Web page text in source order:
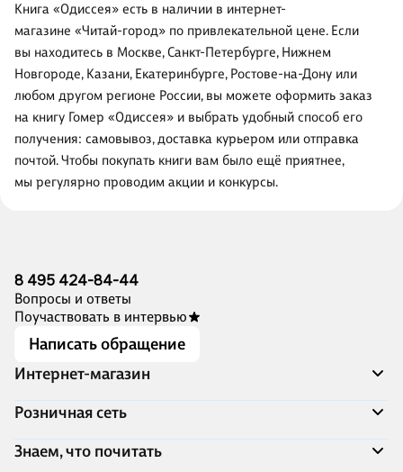
Книга «Одиссея» есть в наличии в интернет-
магазине «Читай-город» по привлекательной цене. Если
вы находитесь в Москве, Санкт-Петербурге, Нижнем
Новгороде, Казани, Екатеринбурге, Ростове-на-Дону или
любом другом регионе России, вы можете оформить заказ
на книгу Гомер «Одиссея» и выбрать удобный способ его
получения: самовывоз, доставка курьером или отправка
почтой. Чтобы покупать книги вам было ещё приятнее,
мы регулярно проводим акции и конкурсы.
8 495 424-84-44
Вопросы и ответы
Поучаствовать в интервью
Написать обращение
Интернет-магазин
Акции
Доставка и оплата
Программа лояльности
Розничная сеть
Адреса магазинов
Знаем, что почитать